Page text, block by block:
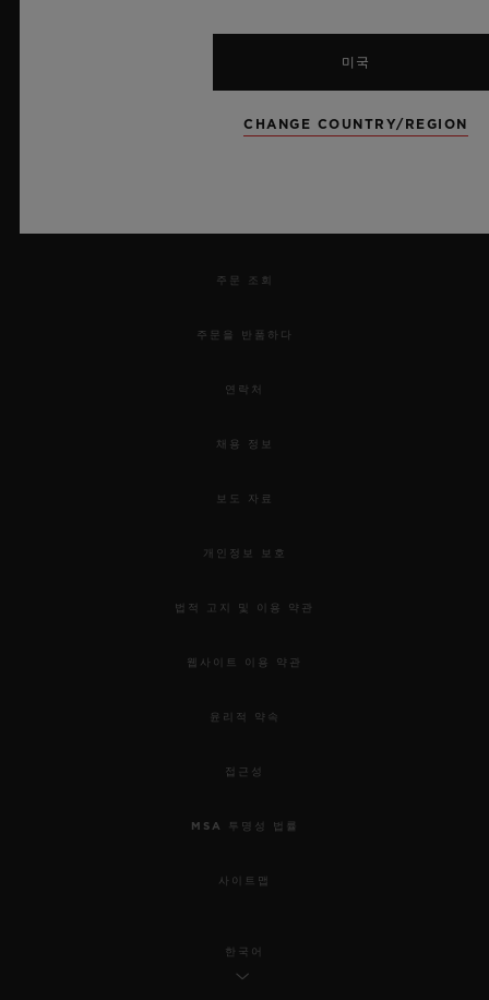
주문 조회
주문을 반품하다
연락처
채용 정보
보도 자료
개인정보 보호
법적 고지 및 이용 약관
웹사이트 이용 약관
윤리적 약속
접근성
MSA 투명성 법률
사이트맵
한국어
미국
CHANGE COUNTRY/REGION